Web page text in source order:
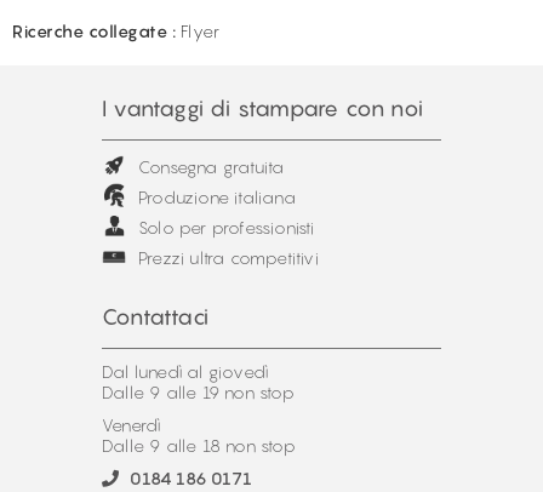
Ricerche collegate : Flyer
I vantaggi di stampare con noi
Consegna gratuita
Produzione italiana
Solo per professionisti
Prezzi ultra competitivi
Contattaci
Dal lunedì al giovedì
Dalle 9 alle 19 non stop
Venerdì
Dalle 9 alle 18 non stop
0184 186 0171